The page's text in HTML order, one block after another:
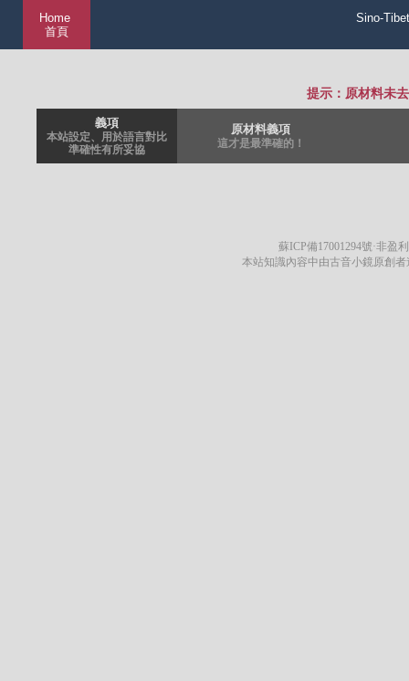
Home
首頁
Sino-
提示：原材料未
義項
本站設定、用於語言對比
準確性有所妥協
原材料義項
這才是最準確的！
蘇ICP備17001294號·非盈
本站知識內容中由古音小鏡原創